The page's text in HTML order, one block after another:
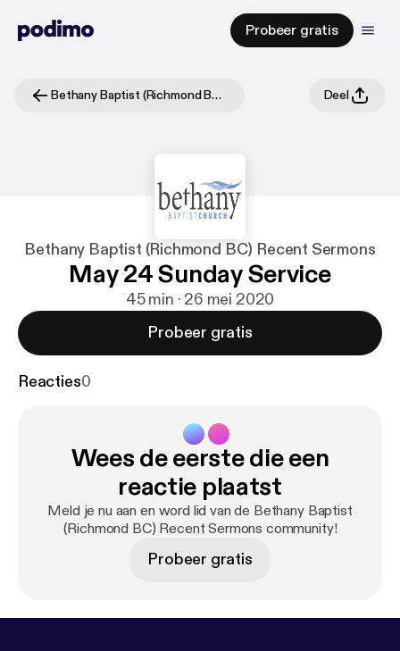
Probeer gratis
Bethany Baptist (Richmond BC) Recent Sermons Deel
Bethany Baptist (Richmond BC) Recent Sermons
May 24 Sunday Service
45 min · 26 mei 2020
Probeer gratis
Reacties0
Wees de eerste die een
reactie plaatst
Meld je nu aan en word lid van de Bethany Baptist
(Richmond BC) Recent Sermons community!
Probeer gratis